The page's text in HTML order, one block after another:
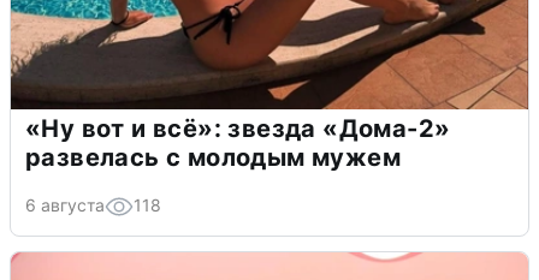
«Ну вот и всё»: звезда «Дома-2»
развелась с молодым мужем
6 августа 118